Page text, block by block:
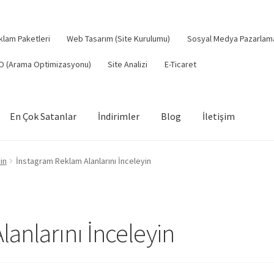
Paketleri Web Tasarım (Site Kurulumu) Sosyal Medya
(Arama Optimizasyonu) Site Analizi E-Ticaret
En Çok Satanlar İndirimler Blog İletişim
Politikası Gizlilik Politikası Hakkımızda
İnstagram Reklam Alanlarını İnceleyin
İnceleyin